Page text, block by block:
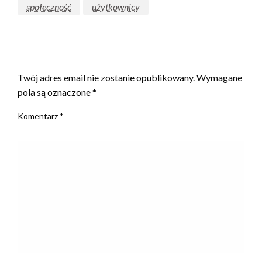
społeczność
użytkownicy
Twój adres email nie zostanie opublikowany.Wymagane
pola są oznaczone*
Komentarz *